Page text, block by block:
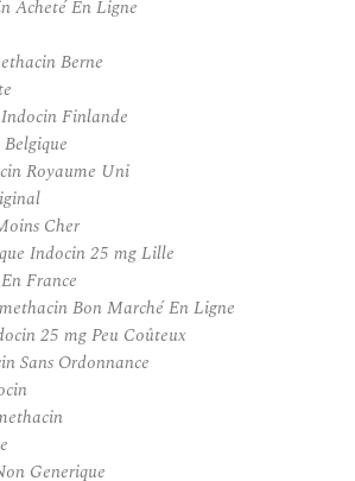
Acheté En Ligne
Berne
Finlande
Royaume Uni
Cher
Indocin 25 mg Lille
France
Bon Marché En Ligne
25 mg Peu Coûteux
Sans Ordonnance
Generique